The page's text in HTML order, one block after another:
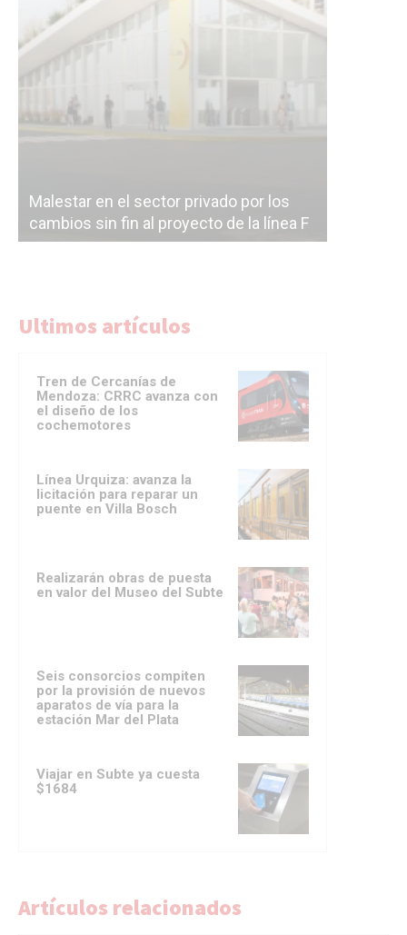
Malestar en el sector privado por los
cambios sin fin al proyecto de la línea F
Ultimos artículos
Tren de Cercanías de
Mendoza: CRRC avanza con
el diseño de los
cochemotores
Línea Urquiza: avanza la
licitación para reparar un
puente en Villa Bosch
Realizarán obras de puesta
en valor del Museo del Subte
Seis consorcios compiten
por la provisión de nuevos
aparatos de vía para la
estación Mar del Plata
Viajar en Subte ya cuesta
$1684
Artículos relacionados